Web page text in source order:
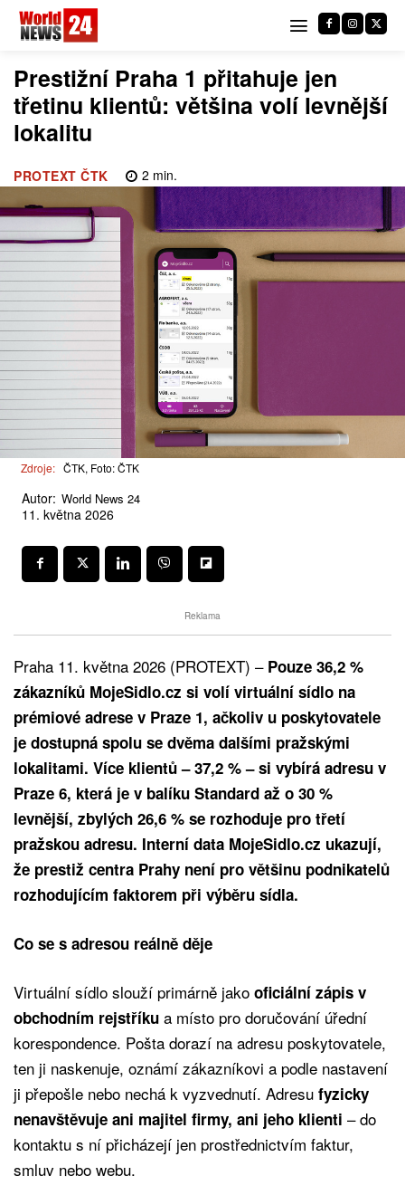
Prestižní Praha 1 přitahuje jen
třetinu klientů: většina volí levnější
lokalitu
PROTEXT ČTK 2 min.
Zdroje: ČTK, Foto: ČTK
Autor: World News 24
11. května 2026
Reklama
Praha 11. května 2026 (PROTEXT) – Pouze 36,2 %
zákazníků MojeSidlo.cz si volí virtuální sídlo na
prémiové adrese v Praze 1, ačkoliv u poskytovatele
je dostupná spolu se dvěma dalšími pražskými
lokalitami. Více klientů – 37,2 % – si vybírá adresu v
Praze 6, která je v balíku Standard až o 30 %
levnější, zbylých 26,6 % se rozhoduje pro třetí
pražskou adresu. Interní data MojeSidlo.cz ukazují,
že prestiž centra Prahy není pro většinu podnikatelů
rozhodujícím faktorem při výběru sídla.
Co se s adresou reálně děje
Virtuální sídlo slouží primárně jako oficiální zápis v
obchodním rejstříku a místo pro doručování úřední
korespondence. Pošta dorazí na adresu poskytovatele,
ten ji naskenuje, oznámí zákazníkovi a podle nastavení
ji přepošle nebo nechá k vyzvednutí. Adresu fyzicky
nenavštěvuje ani majitel firmy, ani jeho klienti – do
kontaktu s ní přicházejí jen prostřednictvím faktur,
smluv nebo webu.